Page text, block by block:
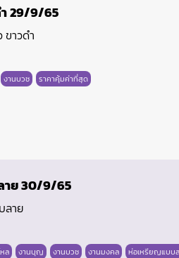
29/9/65
าวดำ
งานบวช ราคาคุ้มค่าที่สุด
าย 30/9/65
ลาย
ล งานบุญ งานบวช งานมงคล ห่อเหรียญแบบ